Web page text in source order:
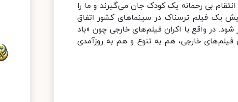
بی رحمانه یک کودک جان می‌گیرند و ما را
یک فیلم ترسناک در سینماهای کشور اتفاق
در واقع با اکران فیلم‌های خارجی چون «باد
فیلم‌های خارجی، هم به تنوع و هم به روزآمدی